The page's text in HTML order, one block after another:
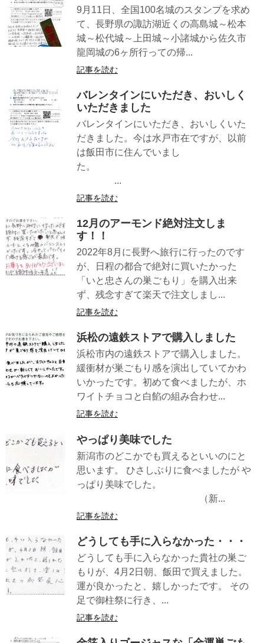
9月11日、全国100名城のスタンプを求め
て、長野県の諏訪湖近くの高島城～松本
城～松代城～上田城～小諸城から佐久市
龍岡城の6ヶ所行っての帰...
記事を読む
バレンタインにいただき、おいしく
いただきました
バレンタインにいただき、おいしくいた
だきました。今は水戸市在ですが、以前
は飯田市に住んでいまし
た。
...
記事を読む
12月のアーモンド絶対注文しま
す！！
2022年8月に長野へ旅行に行ったのです
が、日程の都合で絶対に買いたかった
「いと忠さんの巣ごもり」を購入出来
ず、残念すぎて楽天で注文しまし...
記事を読む
浜松の遠鉄ストアで購入しました
浜松市内の遠鉄ストアで購入しました。
緩衝材が巣ごもり感を演出していてかわ
いかったです。初めて食べましたが、ホ
ワイトチョコと白餡の組み合わせ...
記事を読む
やっぱり美味でした
新潟市のどこかでも買えるといいのにと
思います。 ひさしぶりに食べましたが や
っぱり美味でした。
（新...
記事を読む
どうしても手に入らなかった・・・
どうしても手に入らなかった貴社の巣ご
もりが、4月2日朝、飯田で買えました。
運が良かったと、嬉しかったです。 その
足で御柱祭に行き、...
記事を読む